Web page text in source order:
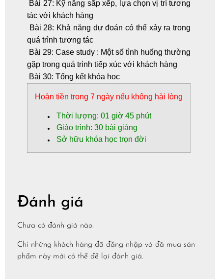
Bài 27: Kỹ năng sắp xếp, lựa chọn vị trí tương
tác với khách hàng
Bài 28: Khả năng dự đoán có thể xảy ra trong
quá trình tương tác
Bài 29: Case study : Một số tình huống thường
gặp trong quá trình tiếp xúc với khách hàng
Bài 30: Tổng kết khóa học
Hoàn tiền trong 7 ngày nếu không hài lòng
Thời lượng: 01 giờ 45 phút
Giáo trình: 30 bài giảng
Sở hữu khóa học trọn đời
Đánh giá
Chưa có đánh giá nào.
Chỉ những khách hàng đã đăng nhập và đã mua sản
phẩm này mới có thể để lại đánh giá.